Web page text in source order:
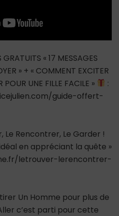
« 17 MESSAGES
» + « COMMENT EXCITER
UNE FILLE FACILE »
:
guide-offert-
Le Rencontrer, Le Garder !
en appréciant la quête »
letrouver-lerencontrer-
Un Homme pour plus de
c’est parti pour cette